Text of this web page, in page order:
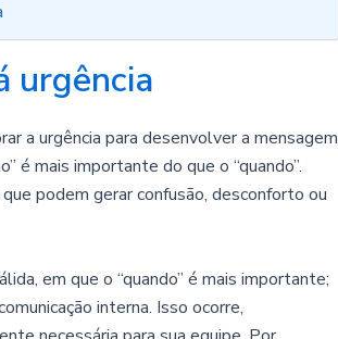
urgência
a urgência para desenvolver a mensagem
é mais importante do que o “quando”.
podem gerar confusão, desconforto ou
em que o “quando” é mais importante;
interna. Isso ocorre,